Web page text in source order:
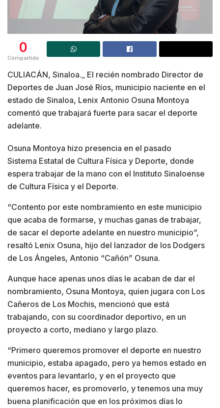
0
Compartido
CULIACÁN, Sinaloa._ El recién nombrado Director de
Deportes de Juan José Ríos, municipio naciente en el
estado de Sinaloa, Lenix Antonio Osuna Montoya
comentó que trabajará fuerte para sacar el deporte
adelante.
Osuna Montoya hizo presencia en el pasado
Sistema Estatal de Cultura Física y Deporte, donde
espera trabajar de la mano con el Instituto Sinaloense
de Cultura Física y el Deporte.
“Contento por este nombramiento en este municipio
que acaba de formarse, y muchas ganas de trabajar,
de sacar el deporte adelante en nuestro municipio”,
resaltó Lenix Osuna, hijo del lanzador de los Dodgers
de Los Ángeles, Antonio “Cañón” Osuna.
Aunque hace apenas unos días le acaban de dar el
nombramiento, Osuna Montoya, quien jugara con Los
Cañeros de Los Mochis, mencionó que está
trabajando, con su coordinador deportivo, en un
proyecto a corto, mediano y largo plazo.
“Primero queremos promover el deporte en nuestro
municipio, estaba apagado, pero ya hemos estado en
eventos para levantarlo, y en el proyecto que
queremos hacer, es promoverlo, y tenemos una muy
buena planificación que en los próximos días lo